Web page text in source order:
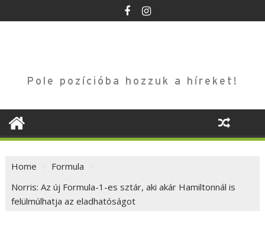
to
Pole pozícióba hozzuk a híreket!
Home
Formula
Norris: Az új Formula-1-es sztár, aki akár Hamiltonnál is
felülmúlhatja az eladhatóságot